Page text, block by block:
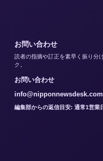
お問い合わせ
読者の指摘や訂正を素早く振り分
ク。
お問い合わせ
info@nipponnewsdesk.com
編集部からの返信目安: 通常1営業